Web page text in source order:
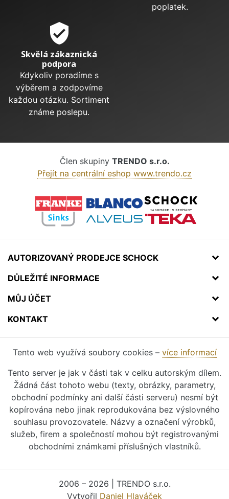
poplatek.
verified_user
Skvělá zákaznická
podpora
Kdykoliv poradíme s
výběrem a zodpovíme
každou otázku. Sortiment
známe poslepu.
Člen skupiny TRENDO s.r.o.
Přejít na centrální eshop www.trendo.cz
AUTORIZOVANÝ PRODEJCE SCHOCK
DŮLEŽITÉ INFORMACE
MŮJ ÚČET
KONTAKT
Tento web využívá soubory cookies – více informací
Tento server je jak v části tak v celku autorským dílem.
Žádná část tohoto webu (texty, obrázky, parametry,
obchodní podmínky ani další části serveru) nesmí být
kopírována nebo jinak reprodukována bez výslovného
souhlasu provozovatele. Názvy a označení výrobků,
služeb, firem a společností mohou být registrovanými
obchodními známkami příslušných vlastníků.
2006 – 2026 | TRENDO s.r.o.
Vytvořil Daniel Hlaváček